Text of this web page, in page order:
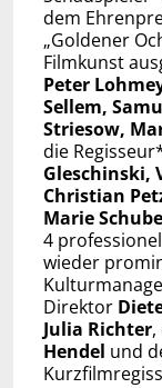
dem
„Goldener
Filmkunst
Peter
Sellem,
Striesow,
die
Gleschinski,
Christian
Marie
4
wieder
Direktor
Julia Richter,
Hendel und